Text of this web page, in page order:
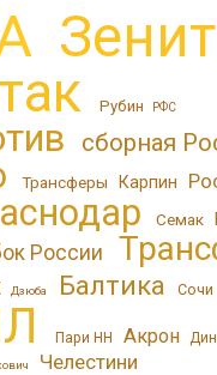
Зенит
Рубин РФС
сборная
Трансферы Карпин
Семак
России
Дзюба Балтика Сочи
Пари НН Акрон
Челестини